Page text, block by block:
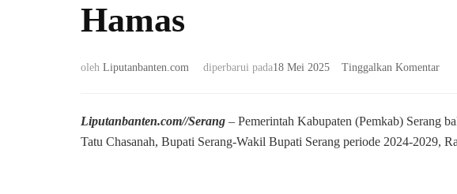
Hamas
oleh Liputanbanten.com diperbarui pada18 Mei 2025 Tinggalkan Komentarpada
Liputanbanten.com//Serang – Pemerintah Kabupaten (Pemkab) Serang
Tatu Chasanah, Bupati Serang-Wakil Bupati Serang periode 2024-2029,